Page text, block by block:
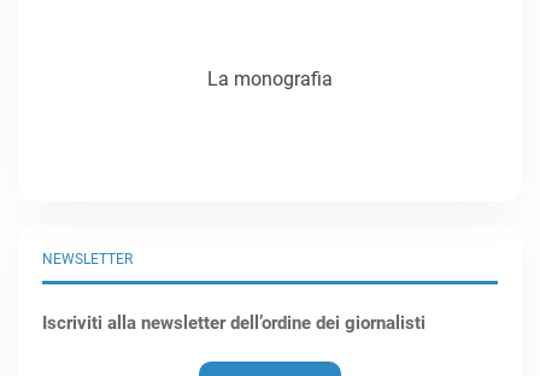
NEWSLETTER
Iscriviti alla newsletter dell’ordine dei giornalisti
La monografia